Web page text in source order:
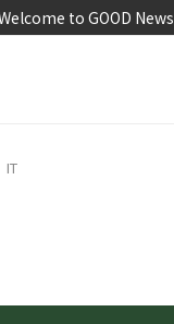
to GOOD News
IT